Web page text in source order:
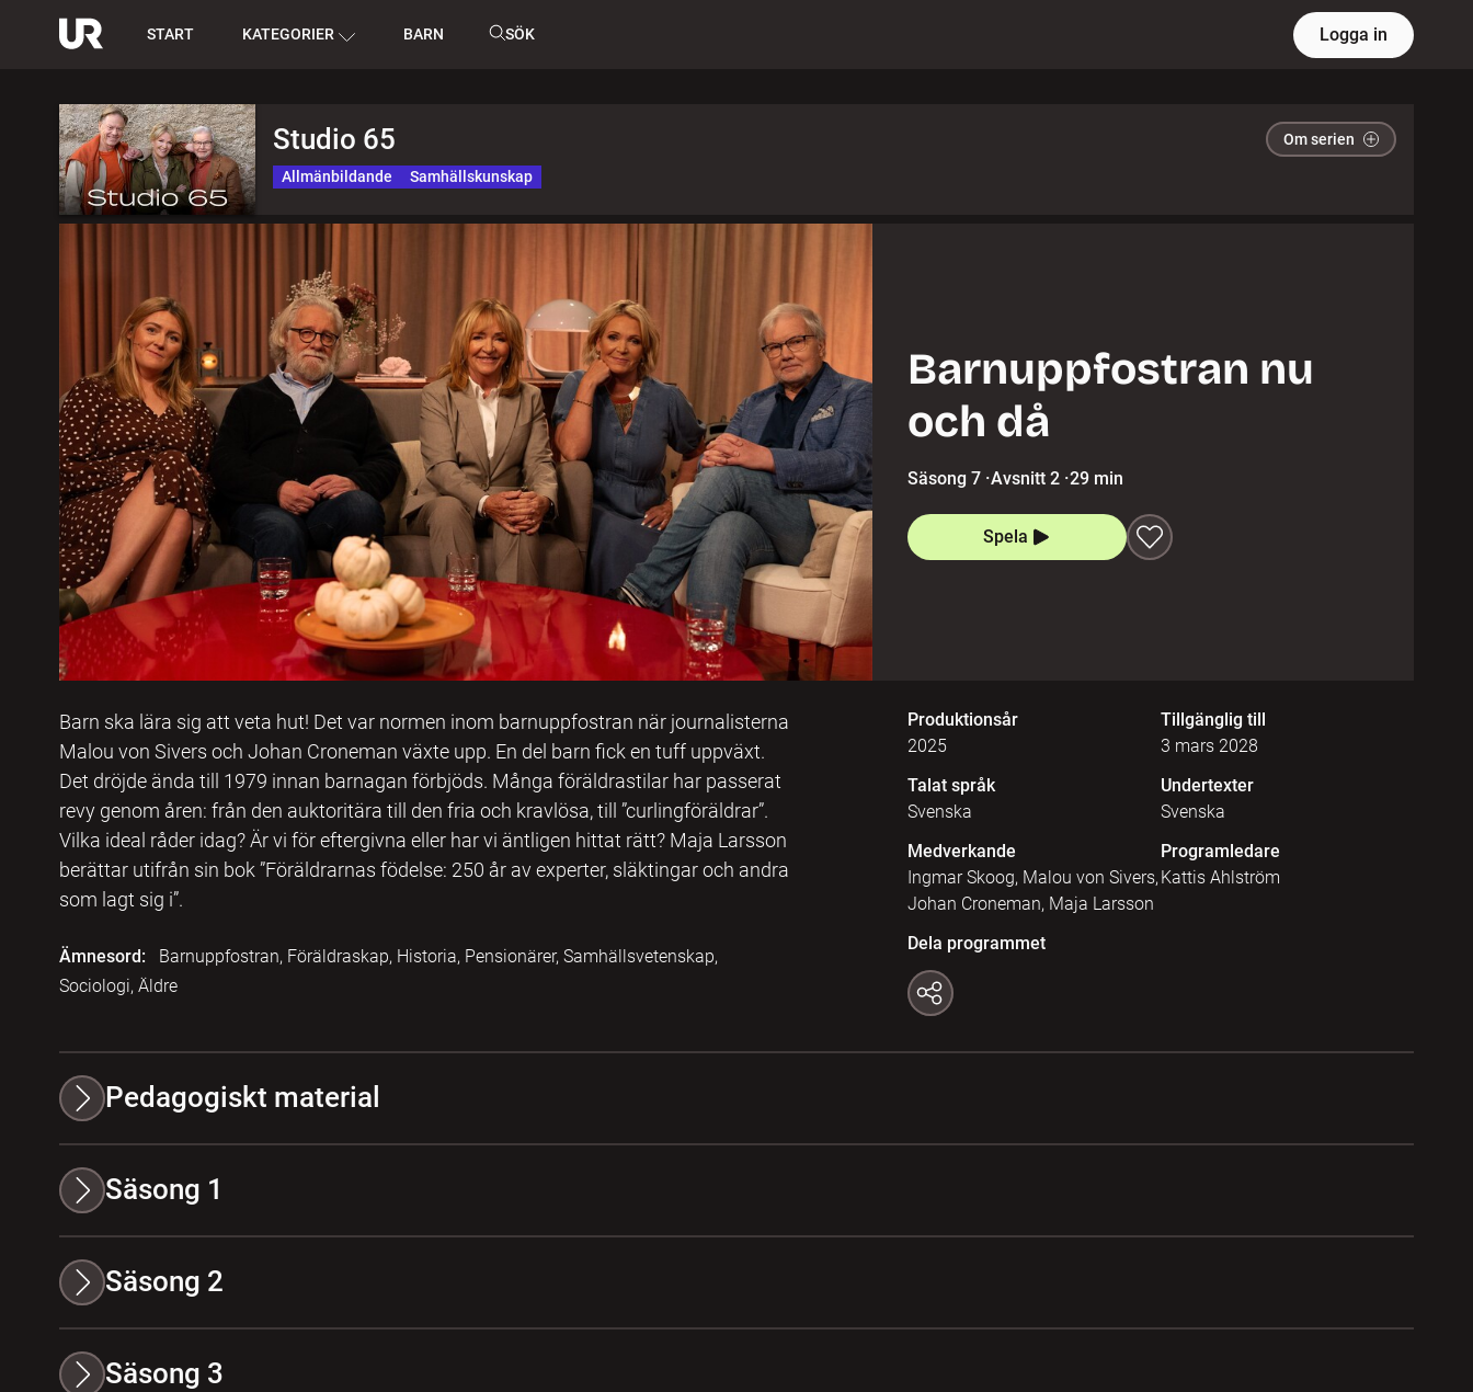
START KATEGORIER BARN SÖK Logga in
Studio 65 Om serien
Allmänbildande Samhällskunskap
Barnuppfostran nu
och då
Säsong 7 ·Avsnitt 2 ·29 min
Spela
Barn ska lära sig att veta hut! Det var normen inom barnuppfostran när journalisterna
Malou von Sivers och Johan Croneman växte upp. En del barn fick en tuff uppväxt.
Det dröjde ända till 1979 innan barnagan förbjöds. Många föräldrastilar har passerat
revy genom åren: från den auktoritära till den fria och kravlösa, till ”curlingföräldrar”.
Vilka ideal råder idag? Är vi för eftergivna eller har vi äntligen hittat rätt? Maja Larsson
berättar utifrån sin bok ”Föräldrarnas födelse: 250 år av experter, släktingar och andra
som lagt sig i”.
Ämnesord:
Barnuppfostran, Föräldraskap, Historia, Pensionärer, Samhällsvetenskap,
Sociologi, Äldre
Produktionsår
2025
Tillgänglig till
3 mars 2028
Talat språk
Svenska
Undertexter
Svenska
Medverkande
Ingmar Skoog, Malou von Sivers,
Johan Croneman, Maja Larsson
Programledare
Kattis Ahlström
Dela programmet
Pedagogiskt material
Säsong 1
Säsong 2
Säsong 3